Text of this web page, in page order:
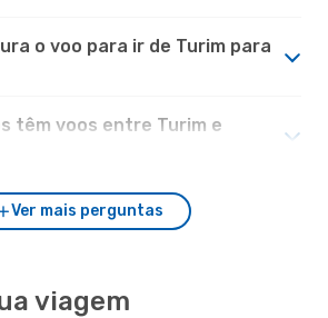
o voo para ir de Turim para
têm voos entre Turim e
Ver mais perguntas
viagem